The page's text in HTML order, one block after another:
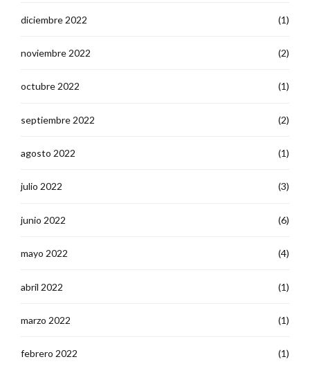
diciembre 2022 (1)
noviembre 2022 (2)
octubre 2022 (1)
septiembre 2022 (2)
agosto 2022 (1)
julio 2022 (3)
junio 2022 (6)
mayo 2022 (4)
abril 2022 (1)
marzo 2022 (1)
febrero 2022 (1)